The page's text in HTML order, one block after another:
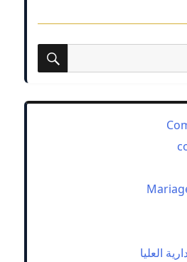
بحث
العليا